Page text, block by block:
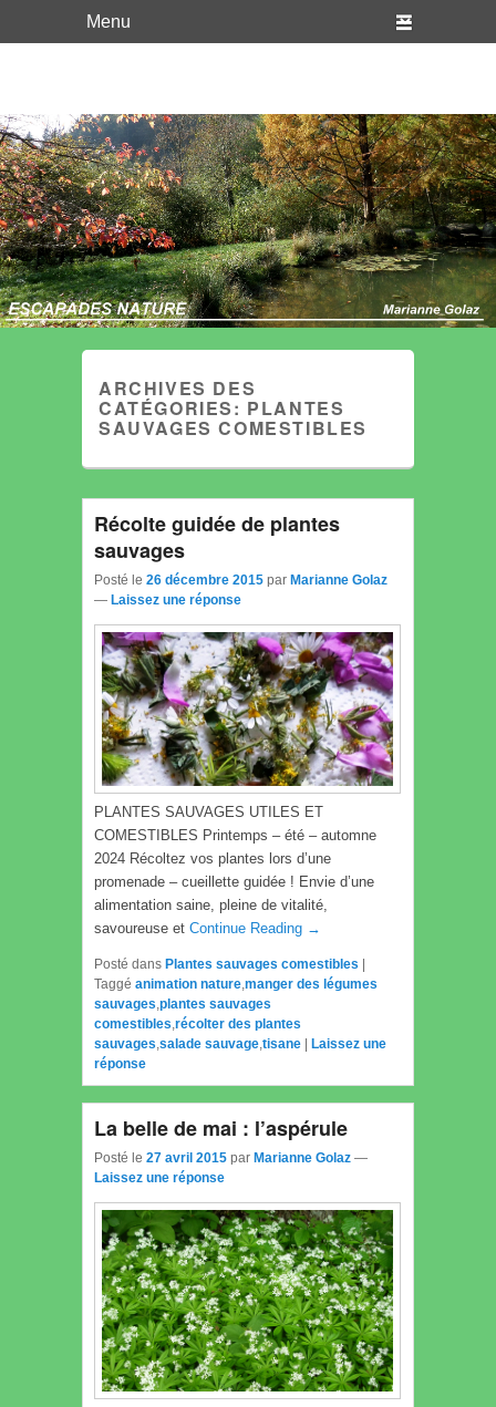
Just another WordPress site
ARCHIVES DES
CATÉGORIES: PLANTES
SAUVAGES COMESTIBLES
Récolte guidée de plantes
sauvages
Posté le 26 décembre 2015 par Marianne Golaz
— Laissez une réponse
PLANTES SAUVAGES UTILES ET
COMESTIBLES Printemps – été – automne
2024 Récoltez vos plantes lors d’une
promenade – cueillette guidée ! Envie d’une
alimentation saine, pleine de vitalité,
savoureuse et Continue Reading →
Posté dans Plantes sauvages comestibles
Taggé animation nature,manger des légumes
sauvages,plantes sauvages
comestibles,récolter des plantes
sauvages,salade sauvage,tisane
Laissez une
réponse
La belle de mai : l’aspérule
Posté le 27 avril 2015 par Marianne Golaz —
Laissez une réponse